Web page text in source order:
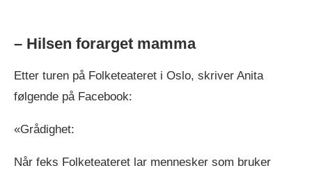
– Hilsen forarget mamma
Etter turen på Folketeateret i Oslo, skriver Anita
følgende på Facebook:
«Grådighet:
Når feks Folketeateret lar mennesker som bruker